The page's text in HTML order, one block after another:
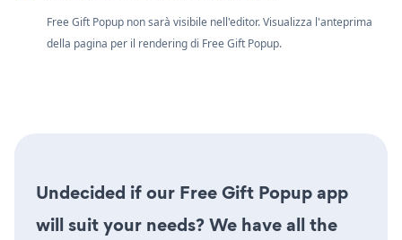
Free Gift Popup non sarà visibile nell'editor. Visualizza l'anteprima
della pagina per il rendering di Free Gift Popup.
Undecided if our Free Gift Popup app
will suit your needs? We have all the